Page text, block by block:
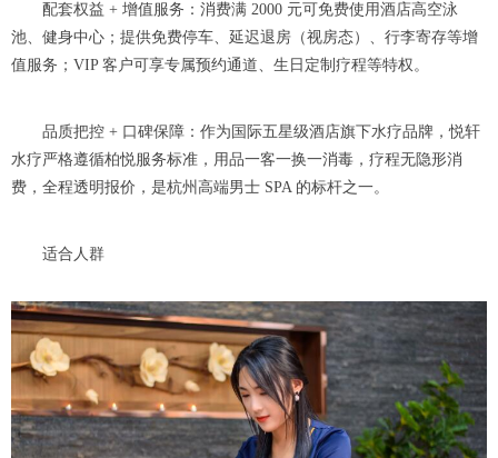
配套权益 + 增值服务：消费满 2000 元可免费使用酒店高空泳
池、健身中心；提供免费停车、延迟退房（视房态）、行李寄存等增
值服务；VIP 客户可享专属预约通道、生日定制疗程等特权。
品质把控 + 口碑保障：作为国际五星级酒店旗下水疗品牌，悦轩
水疗严格遵循柏悦服务标准，用品一客一换一消毒，疗程无隐形消
费，全程透明报价，是杭州高端男士 SPA 的标杆之一。
适合人群